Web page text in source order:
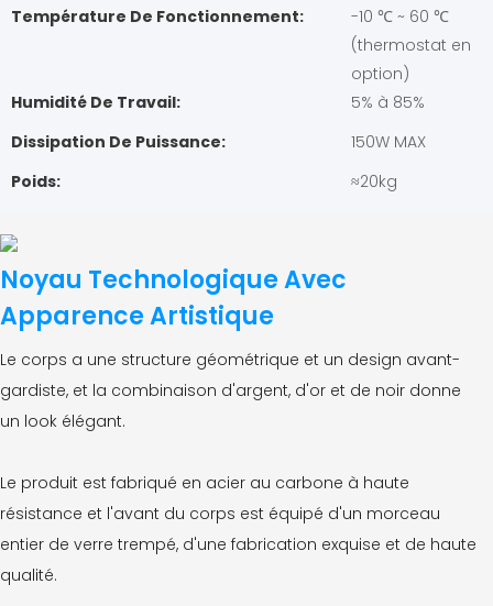
Température De Fonctionnement:
-10 ℃ ~ 60 ℃
(thermostat en
option)
Humidité De Travail:
5% à 85%
Dissipation De Puissance:
150W MAX
Poids:
≈20kg
Noyau Technologique Avec
Apparence Artistique
Le corps a une structure géométrique et un design avant-
gardiste, et la combinaison d'argent, d'or et de noir donne
un look élégant.
Le produit est fabriqué en acier au carbone à haute
résistance et l'avant du corps est équipé d'un morceau
entier de verre trempé, d'une fabrication exquise et de haute
qualité.